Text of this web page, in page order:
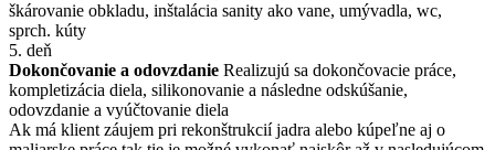
škárovanie obkladu, inštalácia sanity ako vane, umývadla, wc,
sprch. kúty
5. deň
Dokončovanie a odovzdanie Realizujú sa dokončovacie práce,
kompletizácia diela, silikonovanie a následne odskúšanie,
odovzdanie a vyúčtovanie diela
Ak má klient záujem pri rekonštrukcií jadra alebo kúpeľne aj o